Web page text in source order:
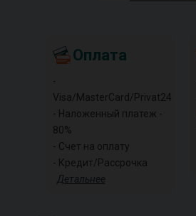
Оплата
-
Visa/MasterCard/Privat24
- Наложенный платеж -
80%
- Счет на оплату
- Кредит/Рассрочка
Детальнее